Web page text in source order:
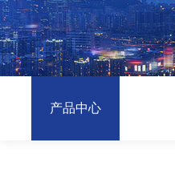
产品中心